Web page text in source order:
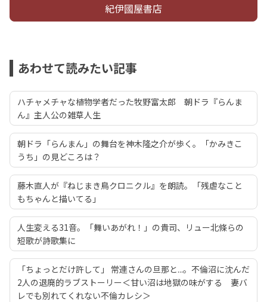
紀伊國屋書店
あわせて読みたい記事
ハチャメチャな植物学者だった牧野富太郎 朝ドラ『らんま
ん』主人公の雑草人生
朝ドラ「らんまん」の舞台を神木隆之介が歩く。「かみきこ
うち」の見どころは？
藤木直人が『ねじまき鳥クロニクル』を朗読。「残虐なこと
もちゃんと描いてる」
人生変える31音。「舞いあがれ！」の貴司、リュー北條らの
短歌が詩歌集に
「ちょっとだけ許して」 常連さんの旦那と...。不倫沼に沈んだ
2人の退廃的ラブストーリー＜甘い沼は地獄の味がする 妻バ
レでも別れてくれない不倫カレシ＞